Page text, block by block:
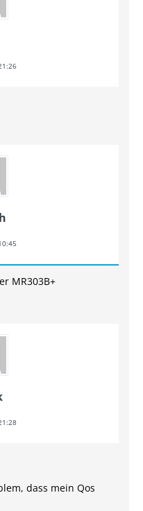
MR303B+
dass mein Qos